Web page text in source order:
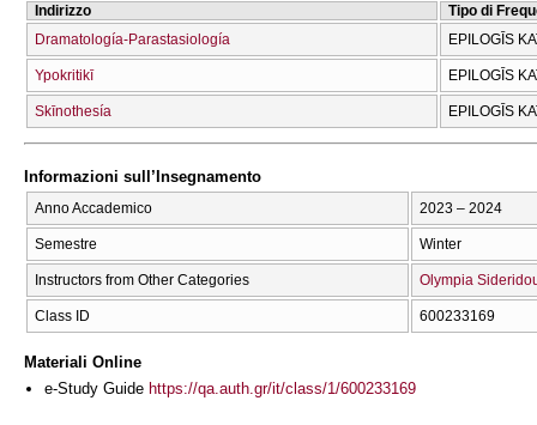
Indirizzo
Tipo di
Dramatología-Parastasiología
EPILOGĪS
Ypokritikī EPILOGĪS
Skīnothesía EPILOGĪS
Informazioni sull’Insegnamento
Anno Accademico 2023 – 2024
Semestre Winter
Instructors from Other Categories Olympia
Class ID 600233169
Materiali Online
e-Study Guide https://qa.auth.gr/it/class/1/600233169